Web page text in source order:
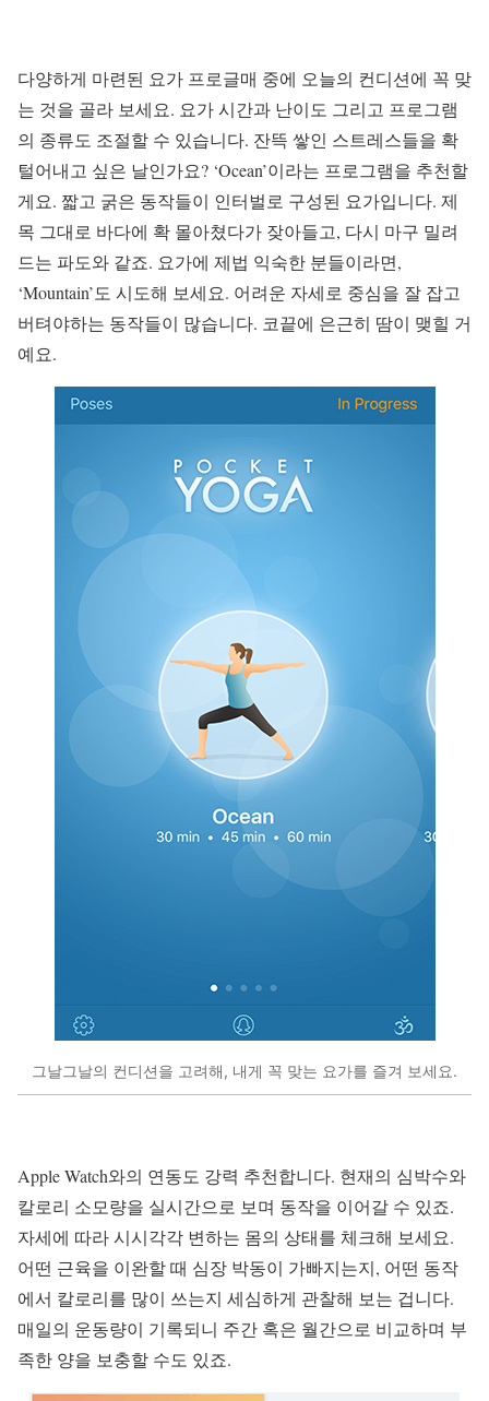
다양하게 마련된 요가 프로글매 중에 오늘의 컨디션에 꼭 맞
는 것을 골라 보세요. 요가 시간과 난이도 그리고 프로그램
의 종류도 조절할 수 있습니다. 잔뜩 쌓인 스트레스들을 확
털어내고 싶은 날인가요? ‘Ocean’이라는 프로그램을 추천할
게요. 짧고 굵은 동작들이 인터벌로 구성된 요가입니다. 제
목 그대로 바다에 확 몰아쳤다가 잦아들고, 다시 마구 밀려
드는 파도와 같죠. 요가에 제법 익숙한 분들이라면,
‘Mountain’도 시도해 보세요. 어려운 자세로 중심을 잘 잡고
버텨야하는 동작들이 많습니다. 코끝에 은근히 땀이 맺힐 거
예요.
그날그날의 컨디션을 고려해, 내게 꼭 맞는 요가를 즐겨 보세요.
Apple Watch와의 연동도 강력 추천합니다. 현재의 심박수와
칼로리 소모량을 실시간으로 보며 동작을 이어갈 수 있죠.
자세에 따라 시시각각 변하는 몸의 상태를 체크해 보세요.
어떤 근육을 이완할 때 심장 박동이 가빠지는지, 어떤 동작
에서 칼로리를 많이 쓰는지 세심하게 관찰해 보는 겁니다.
매일의 운동량이 기록되니 주간 혹은 월간으로 비교하며 부
족한 양을 보충할 수도 있죠.